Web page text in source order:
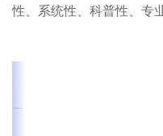
性、系统性、科普性、专